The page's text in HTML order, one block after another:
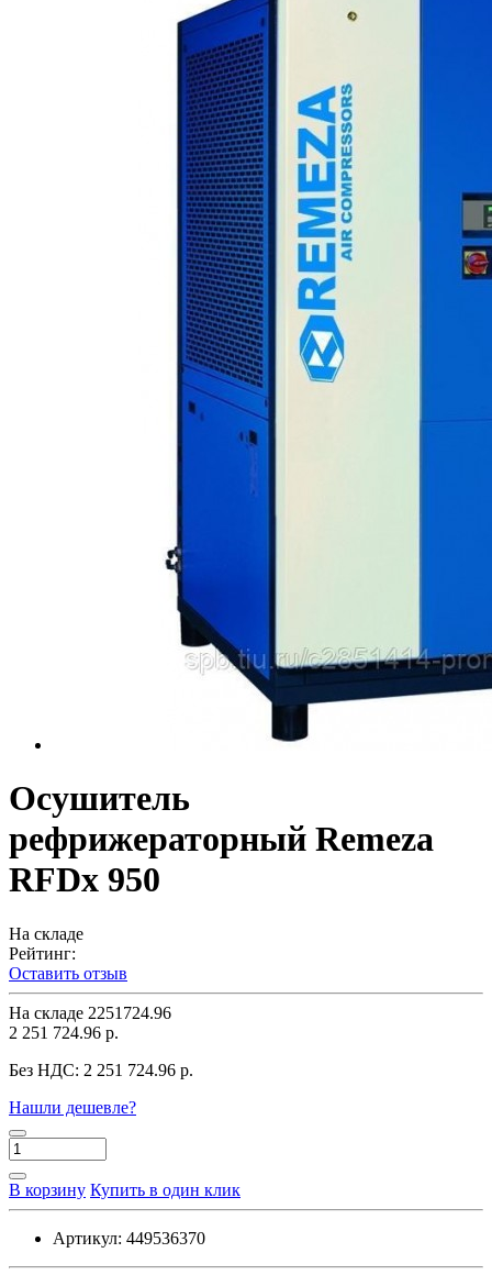
Осушитель
рефрижераторный Remeza
RFDx 950
На складе
Рейтинг:
Оставить отзыв
На складе 2251724.96
2 251 724.96 р.
Без НДС: 2 251 724.96 р.
Нашли дешевле?
В корзину Купить в один клик
Артикул: 449536370